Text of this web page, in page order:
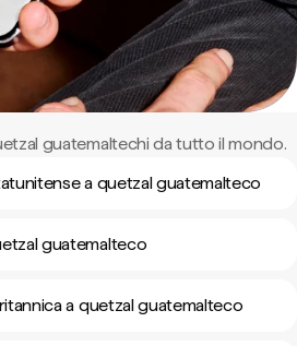
guatemaltechi da tutto il mondo.
a quetzal guatemalteco
guatemalteco
a quetzal guatemalteco